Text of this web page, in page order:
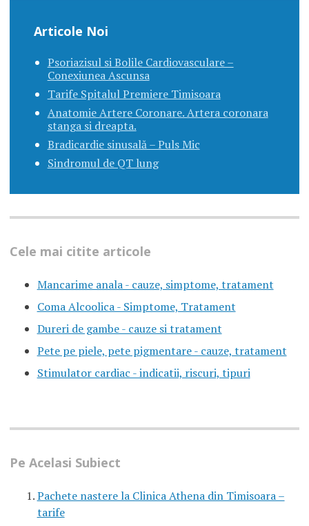
Articole Noi
Psoriazisul si Bolile Cardiovasculare –
Conexiunea Ascunsa
Tarife Spitalul Premiere Timisoara
Anatomie Artere Coronare. Artera coronara
stanga si dreapta.
Bradicardie sinusală – Puls Mic
Sindromul de QT lung
Cele mai citite articole
Mancarime anala - cauze, simptome, tratament
Coma Alcoolica - Simptome, Tratament
Dureri de gambe - cauze si tratament
Pete pe piele, pete pigmentare - cauze, tratament
Stimulator cardiac - indicatii, riscuri, tipuri
Pe Acelasi Subiect
Pachete nastere la Clinica Athena din Timisoara –
tarife